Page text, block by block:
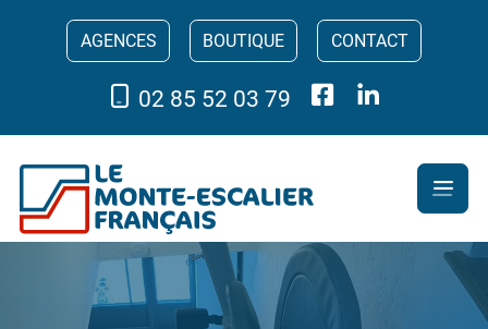
AGENCES BOUTIQUE CONTACT
02 85 52 03 79